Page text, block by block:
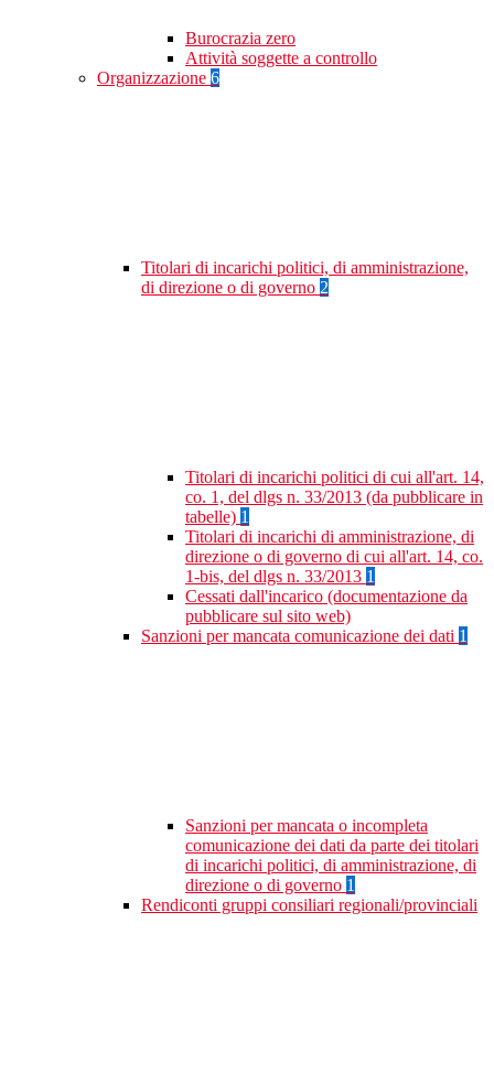
Burocrazia zero
Attività soggette a controllo
Organizzazione 6
Titolari di incarichi politici, di amministrazione,
di direzione o di governo 2
Titolari di incarichi politici di cui all'art. 14,
co. 1, del dlgs n. 33/2013 (da pubblicare in
tabelle) 1
Titolari di incarichi di amministrazione, di
direzione o di governo di cui all'art. 14, co.
1-bis, del dlgs n. 33/2013 1
Cessati dall'incarico (documentazione da
pubblicare sul sito web)
Sanzioni per mancata comunicazione dei dati 1
Sanzioni per mancata o incompleta
comunicazione dei dati da parte dei titolari
di incarichi politici, di amministrazione, di
direzione o di governo 1
Rendiconti gruppi consiliari regionali/provinciali